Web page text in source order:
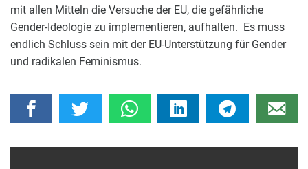
mit allen Mitteln die Versuche der EU, die gefährliche
Gender-Ideologie zu implementieren, aufhalten. Es muss
endlich Schluss sein mit der EU-Unterstützung für Gender
und radikalen Feminismus.